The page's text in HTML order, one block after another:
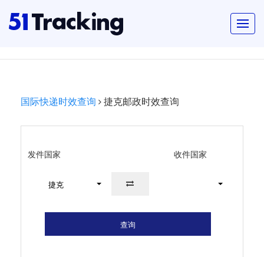
国际快递时效查询 捷克邮政时效查询
发件国家 收件国家
捷克
查询